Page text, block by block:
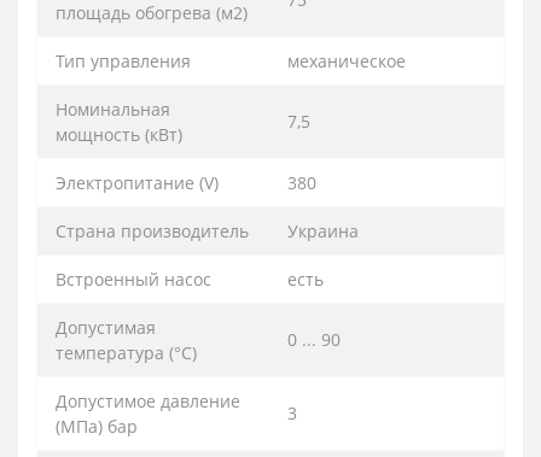
площадь обогрева (м2)
Тип управления механическое
Номинальная
мощность (кВт)
7,5
Электропитание (V) 380
Страна производитель Украина
Встроенный насос есть
Допустимая
температура (°C)
0 ... 90
Допустимое давление
(МПа) бар
3